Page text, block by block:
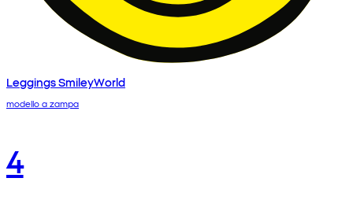
Leggings SmileyWorld
modello a zampa
4